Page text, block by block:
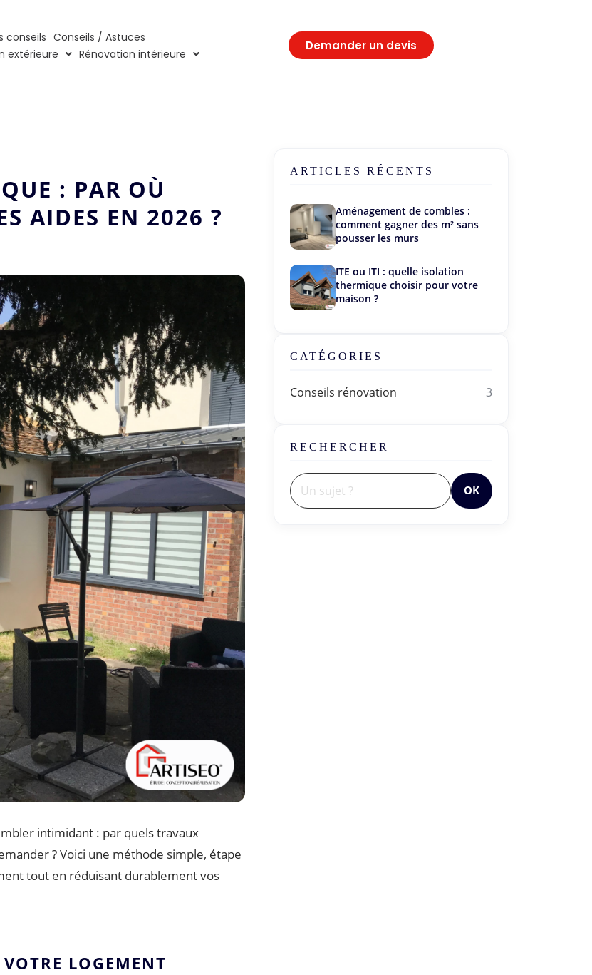
conseils Conseils / Astuces
extérieure Rénovation intérieure
Demander un devis
: PAR OÙ
AIDES EN 2026 ?
intimidant : par quels travaux
? Voici une méthode simple, étape
tout en réduisant durablement vos
LOGEMENT
ARTICLES RÉCENTS
Aménagement de combles :
comment gagner des m² sans
pousser les murs
ITE ou ITI : quelle isolation
thermique choisir pour votre
maison ?
CATÉGORIES
Conseils rénovation 3
RECHERCHER
OK